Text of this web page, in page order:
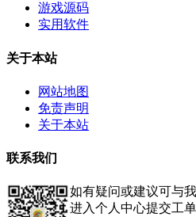
游戏源码
实用软件
关于本站
网站地图
免责声明
关于本站
联系我们
如有疑问或建议可与
进入个人中心提交工单